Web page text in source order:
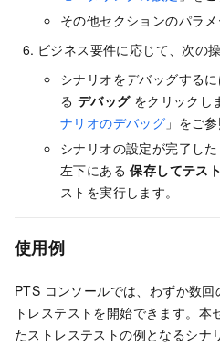
その他セクションのパラメ
ビジネス要件に応じて、次の
シナリオをデバッグするに
る デバッグをクリックし
ナリオのデバッグ 」をご
シナリオの設定が完了した
左下にある保存してテス
ストを実行します。
使用例
PTS コンソールでは、わずか数
トレステストを開始できます。
たストレステストの例となるシナ